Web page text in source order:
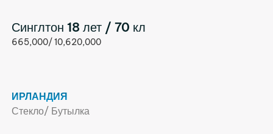
Синглтон 18 лет / 70 кл
665,000/ 10,620,000
ИРЛАНДИЯ
Стекло/ Бутылка